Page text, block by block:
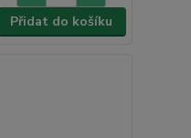
Přidat do košíku